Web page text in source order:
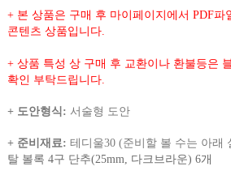
+ 본 상품은 구매 후 마이페이지에서 PDF파
콘텐츠 상품입니다.
+ 상품 특성 상 구매 후 교환이나 환불등은
확인 부탁드립니다.
+ 도안형식: 서술형 도안
+ 준비재료: 테디울30 (준비할 볼 수는 아래
탈 볼록 4구 단추(25mm, 다크브라운) 6개